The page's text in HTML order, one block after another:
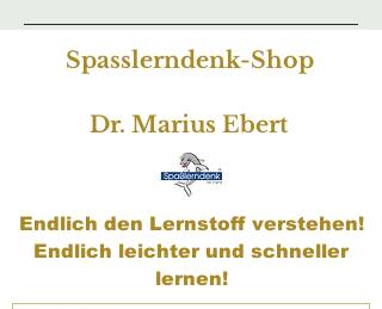
Spasslerndenk-Shop
Dr. Marius Ebert
Endlich den Lernstoff verstehen!
Endlich leichter und schneller
lernen!